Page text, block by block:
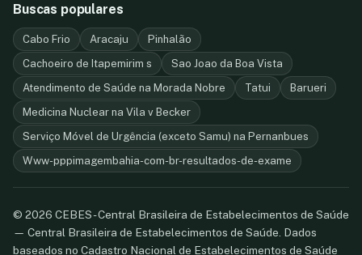
Buscas populares
Cabo Frio Aracaju
Pinhalão
Cachoeiro de Itapemirim s
Sao Joao da Boa Vista
Atendimento de Saúde na Morada Nobre
Tatui
Barueri
Medicina Nuclear na Vila v Becker
Serviço Móvel de Urgência (exceto Samu) na Pernanbues
Www-pppimagembahia-com-br-resultados-de-exame
© 2026 CEBES - Central Brasileira de Estabelecimentos de Saúde
— Central Brasileira de Estabelecimentos de Saúde. Dados
baseados no Cadastro Nacional de Estabelecimentos de Saúde